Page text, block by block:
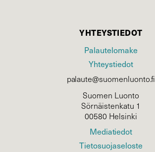
YHTEYSTIEDOT
Palautelomake
Yhteystiedot
palaute@suomenluonto.fi
Suomen Luonto
Sörnäistenkatu 1
00580 Helsinki
Mediatiedot
Tietosuojaseloste